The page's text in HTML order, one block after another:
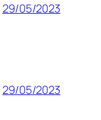
29/05/2023
29/05/2023